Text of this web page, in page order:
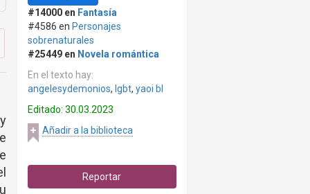
#14000 en Fantasía
#4586 en Personajes
sobrenaturales
#25449 en Novela romántica
En el texto hay:
angelesydemonios, lgbt, yaoi bl
Editado: 30.03.2023
Añadir a la biblioteca
Reportar